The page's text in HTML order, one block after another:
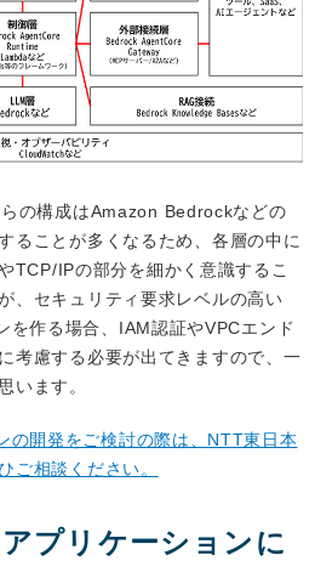
の構成はAmazon Bedrockなどの
ることが多くなるため、各層の中に
TCP/IPの部分を細かく意識するこ
、セキュリティ要求レベルの高い
を作る場合、IAM認証やVPCエンド
考慮する必要が出てきますので、一
います。
の開発をご検討の際は、NTT東日本
ご相談ください。
プリケーションに